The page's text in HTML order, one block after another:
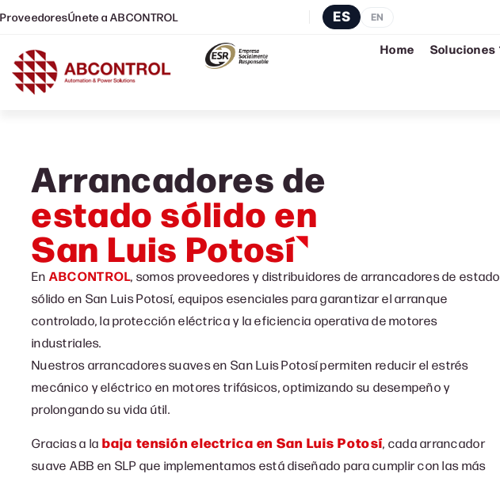
ProveedoresÚnete a ABCONTROL ES EN
Home Soluciones
Arrancadores de
estado sólido en
San Luis Potosí
En ABCONTROL, somos proveedores y distribuidores de arrancadores de estado
sólido en San Luis Potosí, equipos esenciales para garantizar el arranque
controlado, la protección eléctrica y la eficiencia operativa de motores
industriales.
Nuestros arrancadores suaves en San Luis Potosí permiten reducir el estrés
mecánico y eléctrico en motores trifásicos, optimizando su desempeño y
prolongando su vida útil.
Gracias a la baja tensión electrica en San Luis Potosí, cada arrancador
suave ABB en SLP que implementamos está diseñado para cumplir con las más